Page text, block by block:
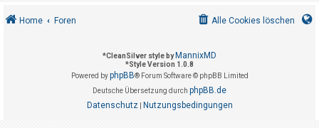
e Home Foren Alle Cookies löschen
*CleanSilver style by MannixMD
*Style Version 1.0.8
Powered byphpBB® Forum Software © phpBB Limited
Deutsche Übersetzung durch phpBB.de
Datenschutz| Nutzungsbedingungen